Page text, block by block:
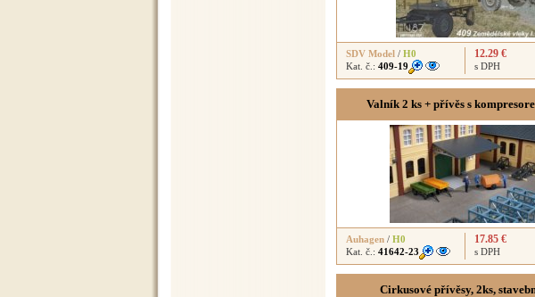
SDV Model / H0
Kat. č.: 409-19
12.29 €
s DPH
Valník 2 ks + přívěs s
Auhagen / H0
Kat. č.: 41642-23
17.85 €
s DPH
Cirkusové přívěsy, 2ks,